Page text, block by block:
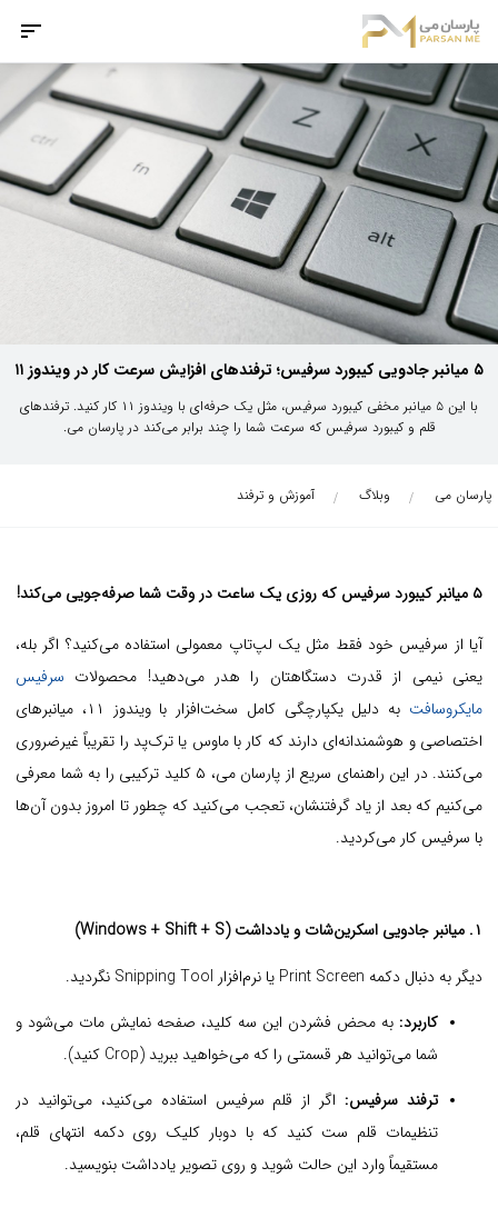
۵ میانبر جادویی کیبورد سرفیس؛ ترفندهای افزایش سرعت کار در ویندوز ۱۱
با این ۵ میانبر مخفی کیبورد سرفیس، مثل یک حرفه‌ای با ویندوز ۱۱ کار کنید. ترفندهای
قلم و کیبورد سرفیس که سرعت شما را چند برابر می‌کند در پارسان می.
پارسان می وبلاگ آموزش و ترفند
۵ میانبر کیبورد سرفیس که روزی یک ساعت در وقت شما صرفه‌جویی می‌کند!
آیا از سرفیس خود فقط مثل یک لپ‌تاپ معمولی استفاده می‌کنید؟ اگر بله،
یعنی نیمی از قدرت دستگاهتان را هدر می‌دهید! محصولات سرفیس
مایکروسافت
به دلیل یکپارچگی کامل سخت‌افزار با ویندوز ۱۱، میانبرهای
اختصاصی و هوشمندانه‌ای دارند که کار با ماوس یا ترک‌پد را تقریباً غیرضروری
می‌کنند. در این راهنمای سریع از پارسان می، ۵ کلید ترکیبی را به شما معرفی
می‌کنیم که بعد از یاد گرفتنشان، تعجب می‌کنید که چطور تا امروز بدون آن‌ها
با سرفیس کار می‌کردید.
۱. میانبر جادویی اسکرین‌شات و یادداشت (Windows + Shift + S)
دیگر به دنبال دکمه Print Screen یا نرم‌افزار Snipping Tool نگردید.
کاربرد: به محض فشردن این سه کلید، صفحه نمایش مات می‌شود و
شما می‌توانید هر قسمتی را که می‌خواهید ببرید (Crop کنید).
ترفند سرفیس: اگر از قلم سرفیس استفاده می‌کنید، می‌توانید در
تنظیمات قلم ست کنید که با دوبار کلیک روی دکمه انتهای قلم،
مستقیماً وارد این حالت شوید و روی تصویر یادداشت بنویسید.